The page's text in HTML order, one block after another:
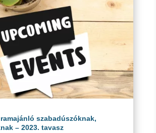
szabadúszóknak,
– 2023. tavasz